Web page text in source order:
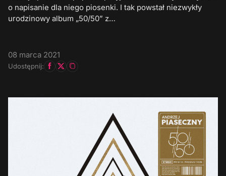
o napisanie dla niego piosenki. I tak powstał niezwykły
urodzinowy album „50/50” z…
08 marca 2021
Udostępnij: